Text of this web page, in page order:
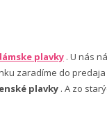
plavky . U nás
zaradíme do
plavky . A zo